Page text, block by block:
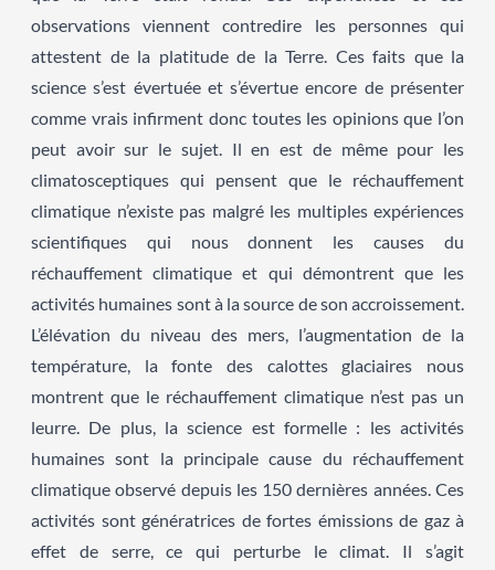
observations viennent contredire les personnes qui
attestent de la platitude de la Terre. Ces faits que la
science s’est évertuée et s’évertue encore de présenter
comme vrais infirment donc toutes les opinions que l’on
peut avoir sur le sujet. Il en est de même pour les
climatosceptiques qui pensent que le réchauffement
climatique n’existe pas malgré les multiples expériences
scientifiques qui nous donnent les causes du
réchauffement climatique et qui démontrent que les
activités humaines sont à la source de son accroissement.
L’élévation du niveau des mers, l’augmentation de la
température, la fonte des calottes glaciaires nous
montrent que le réchauffement climatique n’est pas un
leurre. De plus, la science est formelle : les activités
humaines sont la principale cause du réchauffement
climatique observé depuis les 150 dernières années. Ces
activités sont génératrices de fortes émissions de gaz à
effet de serre, ce qui perturbe le climat. Il s’agit